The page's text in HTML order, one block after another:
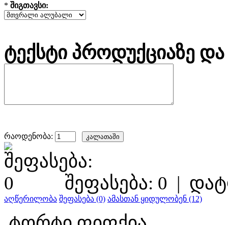
* შიგთავსი:
ტექსტი პროდუქციაზე და
რაოდენობა:
შეფასება: 0 |
აღწერილობა შეფასება (0) ამასთან ყიდულობენ (12)